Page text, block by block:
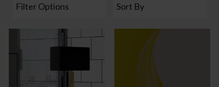
Filter Options Sort By